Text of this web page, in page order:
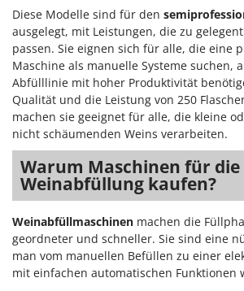
Vertikutierer
Vogelscheuchen - Vogelabwehr
W
Wasserpumpen
Wasserpumpen für Traktoren
Wein- und Obstpressen
Wein- und Ölschichtenfilter
Weitere Produkte
Wiesenwalzen für Traktor
Wippsägen
Wurstfüller
Kenwood
Keter
KitchenAid
Komo
L
Laica
Lampacrescia - MGM
Landxcape
Lavor
Linea VZ
Lisam
Diese Modelle sind für den
ausgelegt, mit Leistungen, die zu
passen. Sie eignen sich für alle, die eine
Maschine als manuelle Systeme suchen,
Abfülllinie mit hoher Produktivität
Qualität und die Leistung von 250
machen sie geeignet für alle, die kleine
nicht schäumenden Weins verarbeiten.
Warum Maschinen für die
Weinabfüllung kaufen?
Weinabfüllmaschinen machen die
geordneter und schneller. Sie sind eine
man vom manuellen Befüllen zu einer
mit einfachen automatischen Funktionen